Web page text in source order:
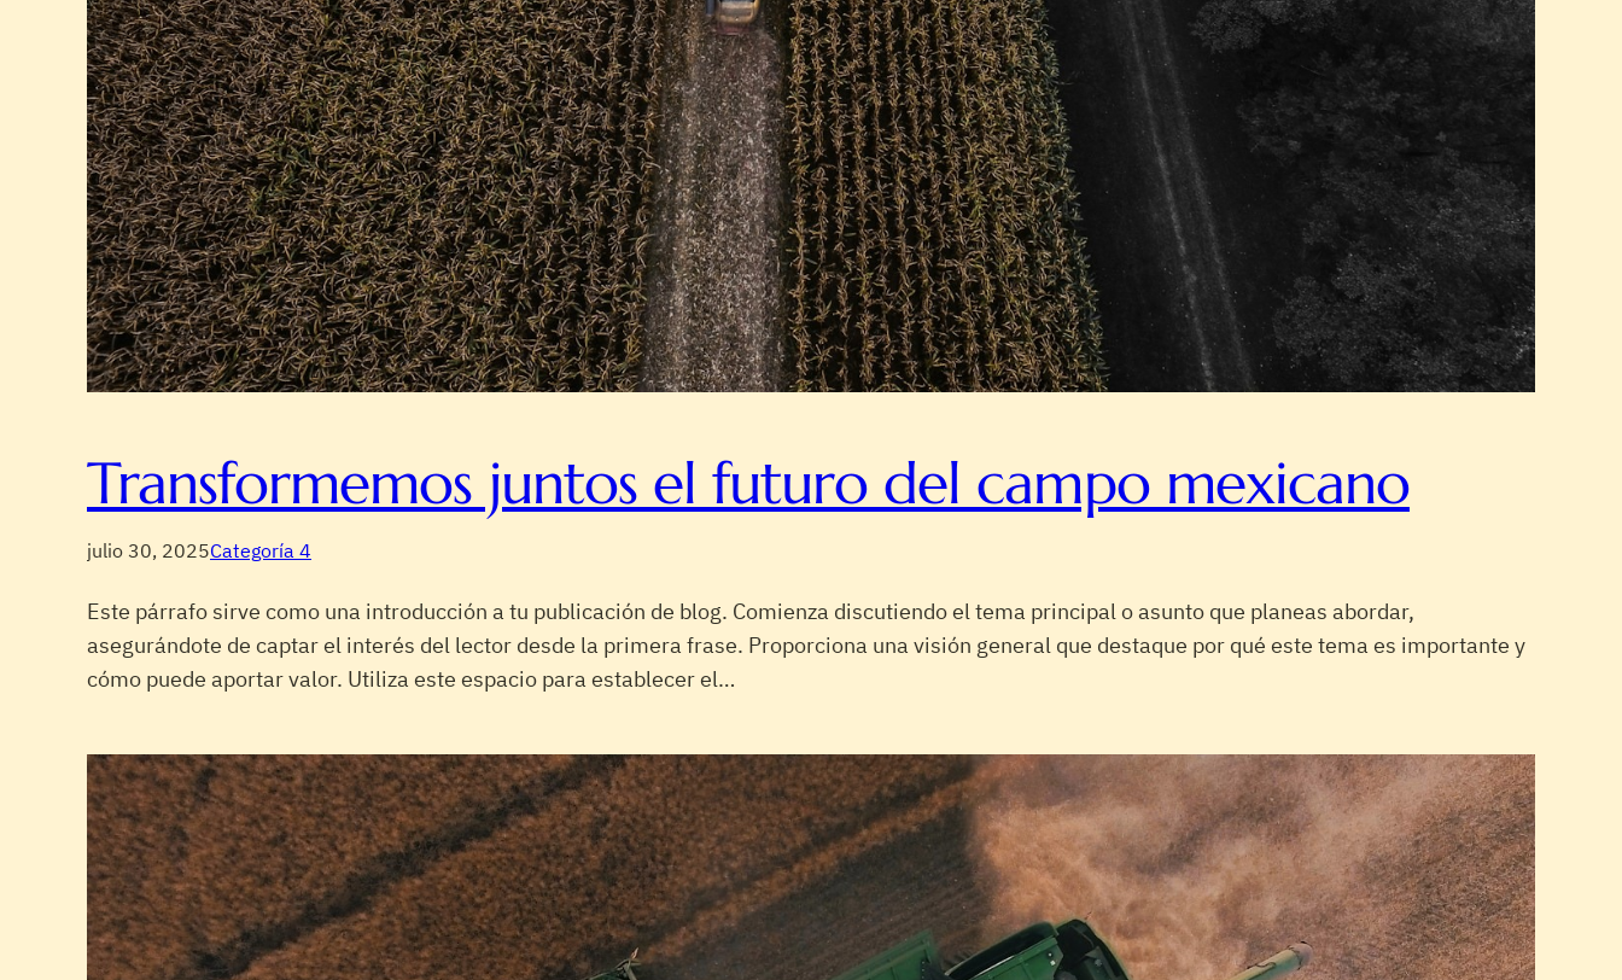
Transformemos juntos el futuro del campo mexicano
julio 30, 2025Categoría 4
Este párrafo sirve como una introducción a tu publicación de blog. Comienza discutiendo el tema principal o asunto que planeas abordar,
asegurándote de captar el interés del lector desde la primera frase. Proporciona una visión general que destaque por qué este tema es importante y
cómo puede aportar valor. Utiliza este espacio para establecer el…